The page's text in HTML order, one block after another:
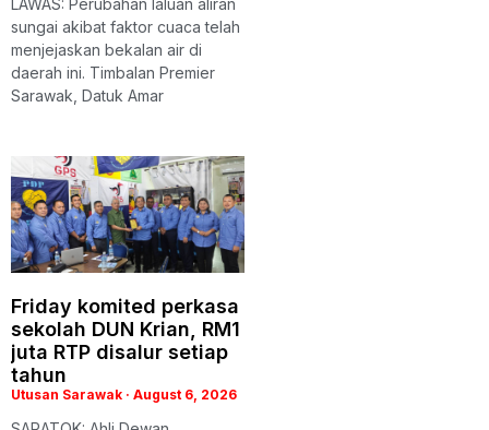
LAWAS: Perubahan laluan aliran
sungai akibat faktor cuaca telah
menjejaskan bekalan air di
daerah ini. Timbalan Premier
Sarawak, Datuk Amar
Friday komited perkasa
sekolah DUN Krian, RM1
juta RTP disalur setiap
tahun
Utusan Sarawak August 6, 2026